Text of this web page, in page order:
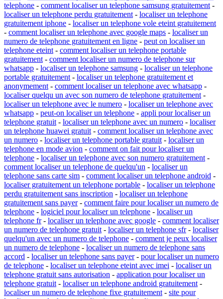
telephone - comment localiser un telephone samsung gratuitement -
localiser un telephone perdu gratuitement - localiser un telephone
gratuitement iphone - localiser un telephone vole eteint gratuitement
- comment localiser un telephone avec google maps - localiser un
numero de telephone gratuitement en ligne - peut on localiser un
telephone eteint - comment localiser un telephone portable
gratuitement - comment localiser un numero de telephone sur
whatsapp - localiser un telephone samsung - localiser un telephone
portable gratuitement - localiser un telephone gratuitement et
anonymement - comment localiser un telephone avec whatsapp -
localiser quelqu un avec son numero de telephone gratuitement -
localiser un telephone avec le numero - localiser un telephone avec
whatsapp - peut-on localiser un telephone - appli pour localiser un
telephone gratuit - localiser un telephone avec un numero - localiser
un telephone huawei gratuit - comment localiser un telephone avec
un numero - localiser un telephone portable gratuit - localiser un
telephone en mode avion - comment on fait pour localiser un
telephone - localiser un telephone avec son numero gratuitement -
comment localiser un telephone de quelqu'un - localiser un
telephone sans carte sim - comment localiser un telephone android -
localiser gratuitement un telephone portable - localiser un telephone
perdu gratuitement sans inscription - localiser un telephone
gratuitement sans payer- comment faire pour localiser un numero de
telephone - logiciel pour localiser un telephone - localiser un
telephone fr- localiser un telephone avec google - comment localiser
un numero de telephone gratuit - localiser un telephone sfr- localiser
quelqu'un avec un numero de telephone - comment je peux localiser
un numero de telephone - localiser un numero de telephone sans
accord - localiser un telephone sans payer- pour localiser un numero
de telephone - localiser un telephone eteint avec imei - localiser un
telephone gratuit sans autorisation - application pour localiser un
telephone gratuit - localiser un telephone android gratuitement -
localiser un numero de telephone fixe gratuitement - site pour